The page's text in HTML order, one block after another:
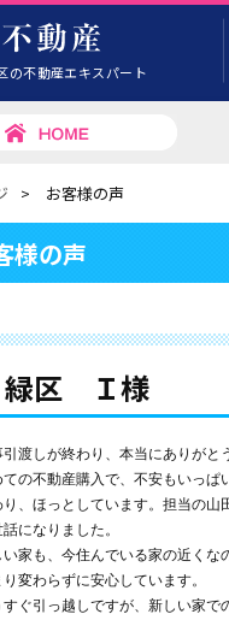
の不動産エキスパート
> お客様の声
様の声
緑区 Ｉ様
引渡しが終わり、本当にありがと
ての不動産購入で、不安もいっぱ
り、ほっとしています。担当の山
話になりました。
い家も、今住んでいる家の近くな
変わらずに安心しています。
すぐ引っ越しですが、新しい家で